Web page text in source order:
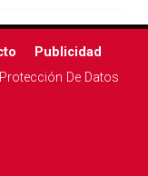
Publicidad
Protección De Datos